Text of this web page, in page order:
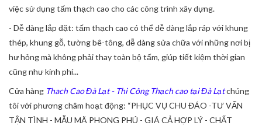
việc sử dụng tấm thạch cao cho các công trình xây dựng.
- Dễ dàng lắp đặt: tấm thạch cao có thể dễ dàng lắp ráp với khung
thép, khung gỗ, tường bê-tông, dễ dàng sửa chữa với những nơi bị
hư hỏng mà không phải thay toàn bộ tấm, giúp tiết kiệm thời gian
cũng như kinh phí...
Cửa hàng Thach Cao Đà Lạt - Thi Công Thạch cao tại Đà Lạtchúng
tôi với phương châm hoạt động: “PHỤC VỤ CHU ĐÁO -TƯ VẤN
TẬN TÌNH - MẪU MÃ PHONG PHÚ - GIÁ CẢ HỢP LÝ - CHẤT